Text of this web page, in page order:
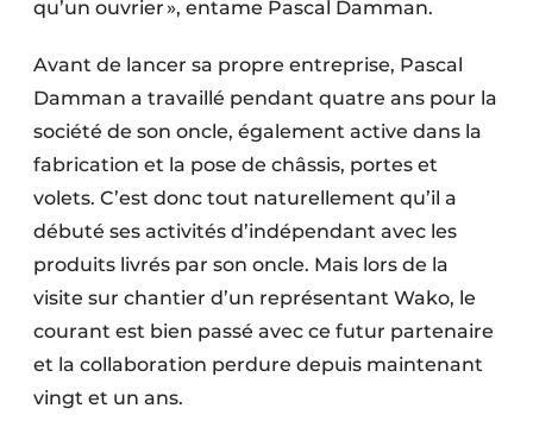
qu’un ouvrier », entame Pascal Damman.
Avant de lancer sa propre entreprise, Pascal
Damman a travaillé pendant quatre ans pour la
société de son oncle, également active dans la
fabrication et la pose de châssis, portes et
volets. C’est donc tout naturellement qu’il a
débuté ses activités d’indépendant avec les
produits livrés par son oncle. Mais lors de la
visite sur chantier d’un représentant Wako, le
courant est bien passé avec ce futur partenaire
et la collaboration perdure depuis maintenant
vingt et un ans.